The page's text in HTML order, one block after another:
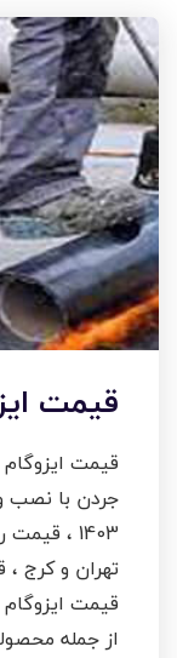
قیمت
قیمت
جردن با نصب
1403 ،
تهران و کرج
قیمت
از جمله